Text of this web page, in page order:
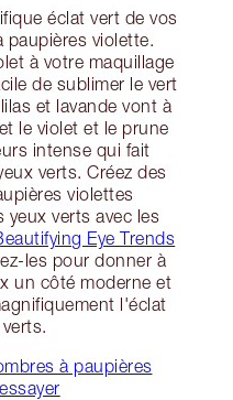
éclat vert de vos
paupières violette.
à votre maquillage
de sublimer le vert
et lavande vont à
le violet et le prune
intense qui fait
verts. Créez des
violettes
verts avec les
Eye Trends
les pour donner à
un côté moderne et
l'éclat
à paupières